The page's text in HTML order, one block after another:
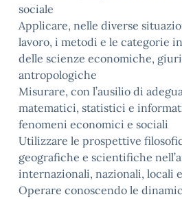
sociale
Applicare, nelle diverse
lavoro, i metodi e le categorie
delle scienze economiche,
antropologiche
Misurare, con l’ausilio di
matematici, statistici e
fenomeni economici e sociali
Utilizzare le prospettive
geografiche e scientifiche
internazionali, nazionali, locali
Operare conoscendo le